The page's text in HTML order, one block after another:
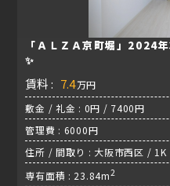
「ＡＬＺＡ京町堀」2024
✨
賃料 : 7.4万円
敷金 / 礼金 : 0円 / 7400円
管理費 : 6000円
住所 / 間取り : 大阪市西区 / 1K
専有面積 : 23.84m2